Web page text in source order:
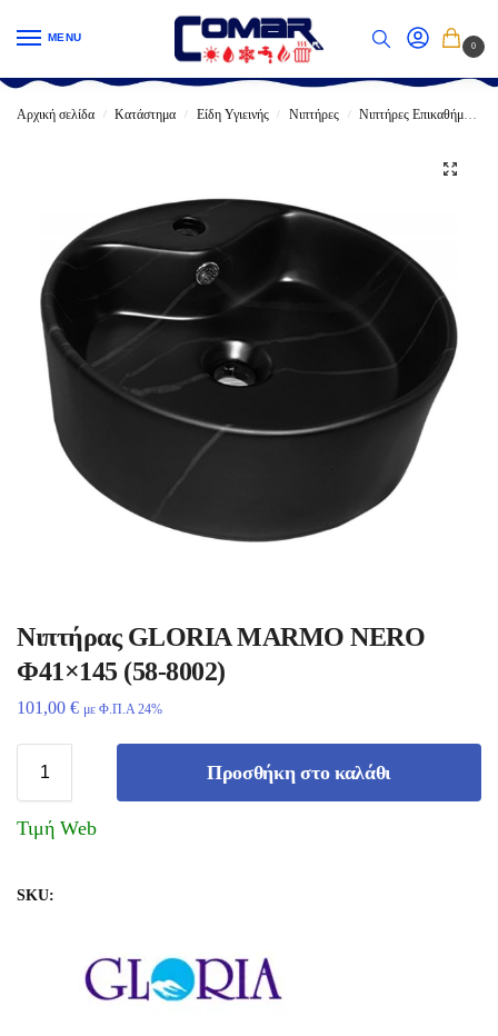
MENU
0
Αρχική σελίδα / Κατάστημα / Είδη Υγιεινής / Νιπτήρες / Νιπτήρες Επικαθήμενοι
Νιπτήρας GLORIA MARMO NERO
Φ41×145 (58-8002)
101,00 € με Φ.Π.Α 24%
Προσθήκη στο καλάθι
Τιμή Web
SKU: